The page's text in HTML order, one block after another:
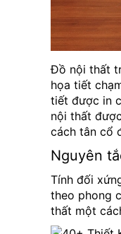
Đồ nội thất
họa tiết
tiết được in
nội thất
cách tân cổ
Nguyên
Tính đối
theo phong
thất một